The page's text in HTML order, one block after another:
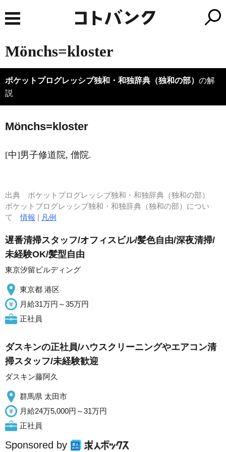
Mönchs=kloster
ポケットプログレッシブ独和・和独辞典（独和の部） の解
説
Mönchs=kloster
[中]男子修道院, 僧院.
出典 ポケットプログレッシブ独和・和独辞典（独和の部）
ポケットプログレッシブ独和・和独辞典（独和の部）につい
て情報 | 凡例
遅番清掃スタッフ/オフィスビル/髪色自由/深夜清掃/
未経験OK/髪型自由
東京汐留ビルディング
東京都 港区
月給31万円～35万円
正社員
ダスキンの正社員/ハウスクリーニングやエアコン清
掃スタッフ/未経験歓迎
ダスキン藤阿久
群馬県 太田市
月給24万5,000円～31万円
正社員
Sponsored by